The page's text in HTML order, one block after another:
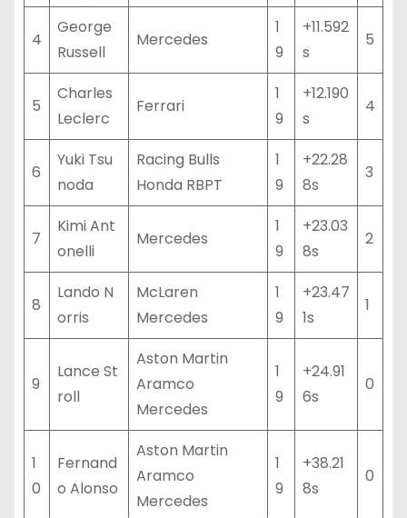
4
George
Russell
Mercedes
1
9
+11.592
s
5
5
Charles
Leclerc
Ferrari
1
9
+12.190
s
4
6
Yuki Tsu
noda
Racing Bulls
Honda RBPT
1
9
+22.28
8s
3
7
Kimi Ant
onelli
Mercedes
1
9
+23.03
8s
2
8
Lando N
orris
McLaren
Mercedes
1
9
+23.47
1s
1
9
Lance St
roll
Aston Martin
Aramco
Mercedes
1
9
+24.91
6s
0
1
0
Fernand
o Alonso
Aston Martin
Aramco
Mercedes
1
9
+38.21
8s
0